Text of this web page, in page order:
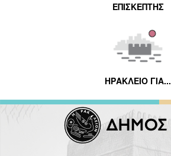
ΕΠΙΣΚΕΠΤΗΣ
ΗΡΑΚΛΕΙΟ ΓΙΑ...